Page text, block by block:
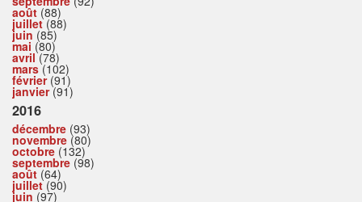
août (88)
juillet(88)
juin (85)
mai (80)
avril(78)
mars(102)
février(91)
janvier(91)
2016
décembre (93)
novembre (80)
octobre (132)
septembre (98)
août (64)
juillet(90)
juin (97)